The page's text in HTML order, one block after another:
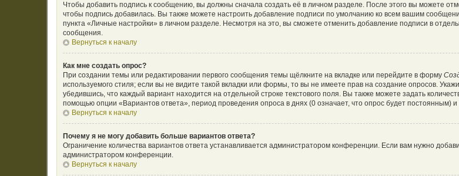
Чтобы добавить подпись к сообщению, вы должны сначала создать её в личном разделе. После этого вы можете
чтобы подпись добавилась. Вы также можете настроить добавление подписи по умолчанию ко всем вашим
пункта «Личные настройки» в личном разделе. Несмотря на это, вы сможете отменить добавление подписи в
сообщения.
Вернуться к началу
Как мне создать опрос?
При создании темы или редактировании первого сообщения темы щёлкните на вкладке или перейдите в форму
используемого стиля; если вы не видите такой вкладки или формы, то вы не имеете прав на создание опросов.
убедившись, что каждый вариант находится на отдельной строке текстового поля. Вы также можете задать
помощью опции «Вариантов ответа», период проведения опроса в днях (0 означает, что опрос будет постоянным)
Вернуться к началу
Почему я не могу добавить больше вариантов ответа?
Ограничение количества вариантов ответа устанавливается администратором конференции. Если вам нужно
администратором конференции.
Вернуться к началу